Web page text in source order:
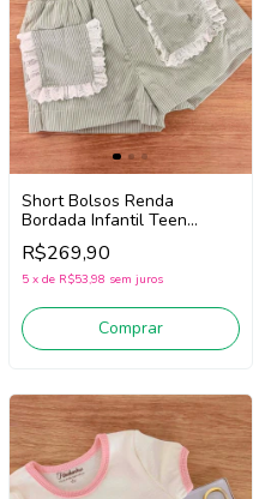
Short Bolsos Renda
Bordada Infantil Teen
Menina Pituchinhus 30728
(Verde)
R$269,90
5 x de R$53,98 sem juros
Comprar